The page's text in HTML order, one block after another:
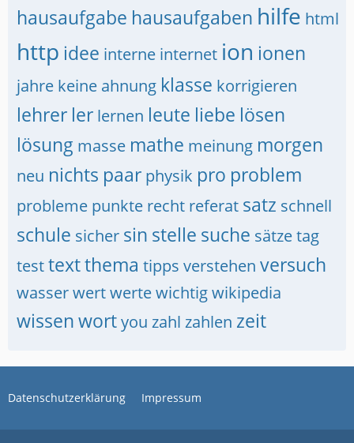
hausaufgabe hausaufgaben hilfe html
http idee interne internet ion ionen
jahre keine ahnung klasse korrigieren
lehrer ler lernen leute liebe lösen
lösung masse mathe meinung morgen
neu nichts paar physik pro problem
probleme punkte recht referat satz schnell
schule sicher sin stelle suche sätzetag
testtextthema tipps verstehen versuch
wasserwertwertewichtigwikipedia
wissenwortyou zahl zahlen zeit
Datenschutzerklärung Impressum